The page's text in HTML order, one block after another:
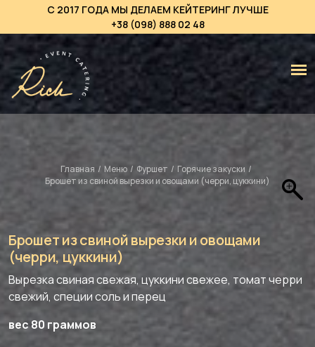
С 2017 ГОДА МЫ ДЕЛАЕМ КЕЙТЕРИНГ ЛУЧШЕ
+38 (098) 888 02 48
Главная / Меню / Фуршет / Горячие закуски /
Брошет из свиной вырезки и овощами (черри, цуккини)
Брошет из свиной вырезки и овощами
(черри, цуккини)
Вырезка свиная свежая, цуккини свежее, томат черри
свежий, специи соль и перец
вес 80 граммов